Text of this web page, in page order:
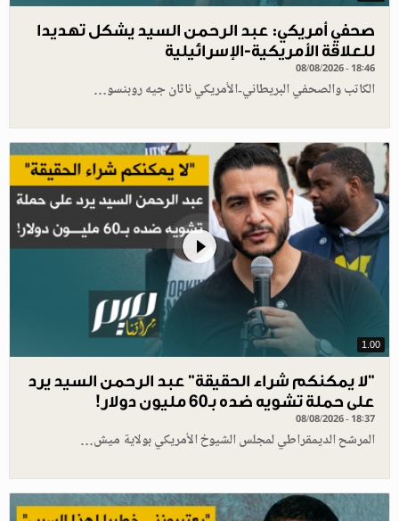
صحفي أمريكي: عبد الرحمن السيد يشكل تهديدا
للعلاقة الأمريكية-الإسرائيلية
08/08/2026 - 18:46
الكاتب والصحفي البريطاني-الأمريكي ناثان جيه روبنسو…
1.00
"لا يمكنكم شراء الحقيقة" عبد الرحمن السيد يرد
على حملة تشويه ضده بـ60 مليون دولار!
08/08/2026 - 18:37
المرشح الديمقراطي لمجلس الشيوخ الأمريكي بولاية ميش…